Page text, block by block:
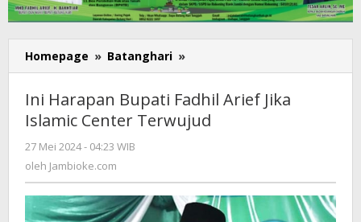
Homepage » Batanghari »
Harapan
Bupati
Fadhil
Arief
Ini Harapan Bupati Fadhil Arief Jika
Islamic Center Terwujud
27 Mei 2024 - 04:23 WIB
oleh Jambioke.com